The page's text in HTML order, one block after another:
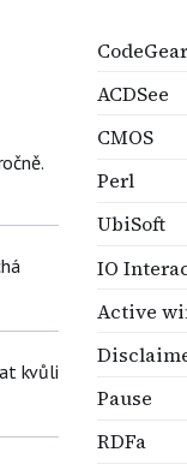
kvůli
CodeGear
ACDSee
CMOS
Perl
UbiSoft
IO
Active
Pause
RDFa